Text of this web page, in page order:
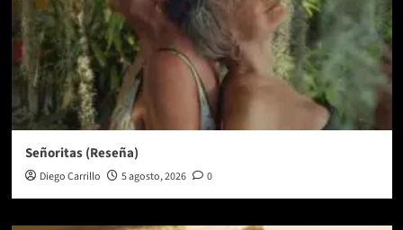
Señoritas (Reseña)
Diego Carrillo 5 agosto, 2026 0